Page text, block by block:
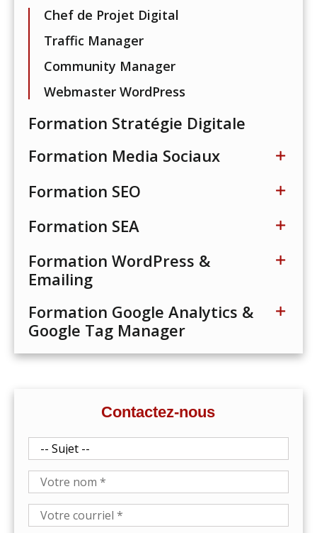
Chef de Projet Digital
Traffic Manager
Community Manager
Webmaster WordPress
Formation Stratégie Digitale
Formation Media Sociaux
Formation SEO
Formation SEA
Formation WordPress &
Emailing
Formation Google Analytics &
Google Tag Manager
Contactez-nous